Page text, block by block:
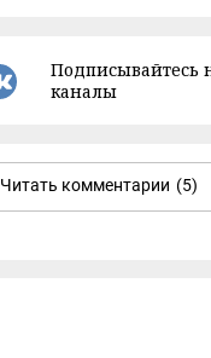
Подписывайтесь
каналы
Читать комментарии (5)